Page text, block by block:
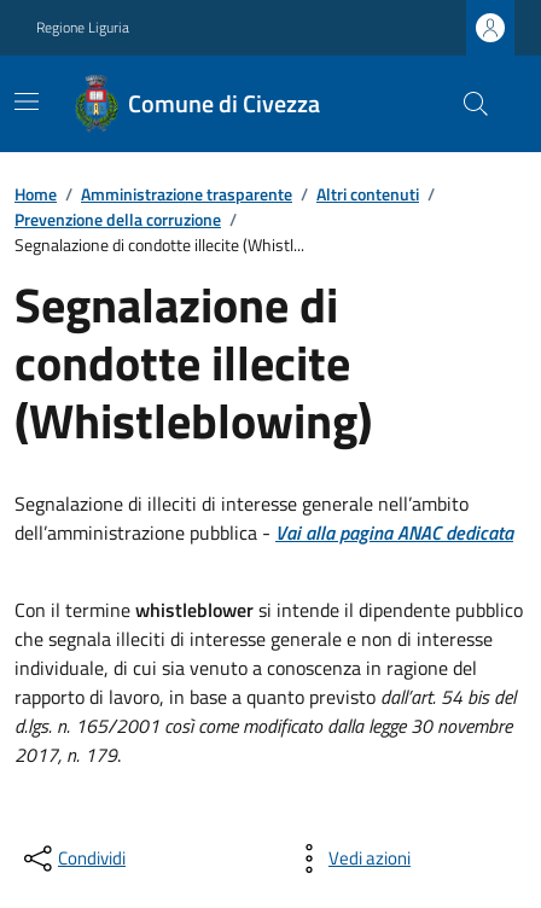
Regione Liguria
Comune di Civezza
Home / Amministrazione trasparente / Altri contenuti /
Prevenzione della corruzione /
Segnalazione di condotte illecite (Whistl...
Segnalazione di
condotte illecite
(Whistleblowing)
Segnalazione di illeciti di interesse generale nell’ambito
dell’amministrazione pubblica - Vai alla pagina ANAC dedicata
Con il terminewhistleblowersi intende il dipendente pubblico
che segnala illeciti di interesse generale e non di interesse
individuale, di cui sia venuto a conoscenza in ragione del
rapporto di lavoro, in base a quanto previsto dall’art. 54 bis del
d.lgs. n. 165/2001 così come modificato dalla legge 30 novembre
2017, n. 179.
Condividi Vedi azioni